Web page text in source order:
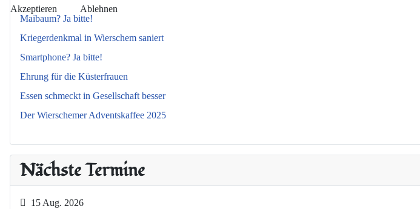
Maibaum? Ja bitte!
Kriegerdenkmal in Wierschem saniert
Smartphone? Ja bitte!
Ehrung für die Küsterfrauen
Essen schmeckt in Gesellschaft besser
Der Wierschemer Adventskaffee 2025
Nächste Termine
15 Aug. 2026
Akzeptieren Ablehnen